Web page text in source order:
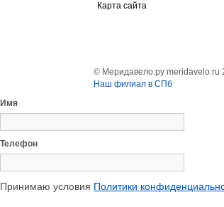
Карта сайта
© Меридавело.ру meridavelo.ru
Наш филиал в СПб
Имя
Телефон
Принимаю условия Политики